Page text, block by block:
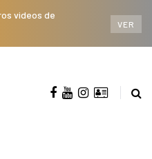
videos de
VER